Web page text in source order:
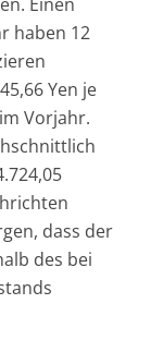
haben 12
Yen je
Vorjahr.
dass der
des bei